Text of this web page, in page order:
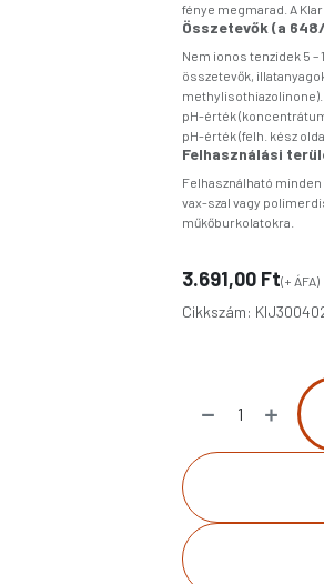
fénye megmarad. A
Összetevők (a
Nem ionos tenzidek 5 –
összetevők,
methylisothiazolinone).
pH-érték
pH-érték (felh. kész
Felhasználási
Felhasználható
vax-szal vagy
műkőburkolatokra.
3.691,00 Ft(+ ÁFA)
Cikkszám: